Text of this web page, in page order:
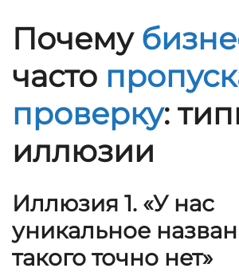
Почему
часто
проверку:
иллюзии
Иллюзия 1. «У нас
уникальное
такого точно нет»